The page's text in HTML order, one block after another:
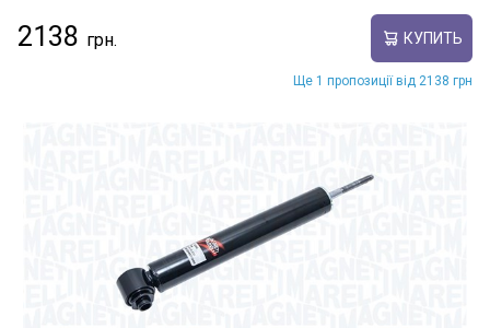
2138 КУПИТЬ
Ще 1 пропозиції від 2138 грн